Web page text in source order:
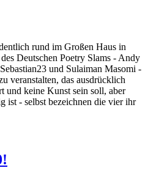
rund im Großen Haus in
Deutschen Poetry Slams - Andy
und Sulaiman Masomi -
veranstalten, das ausdrücklich
und keine Kunst sein soll, aber
ist - selbst bezeichnen die vier ihr